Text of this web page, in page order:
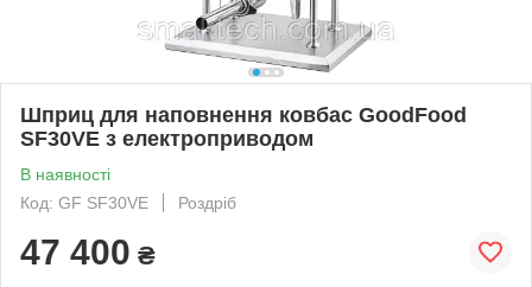
Шприц для наповнення ковбас GoodFood
SF30VE з електроприводом
В наявності
Код: GF SF30VE
Роздріб
47 400 ₴